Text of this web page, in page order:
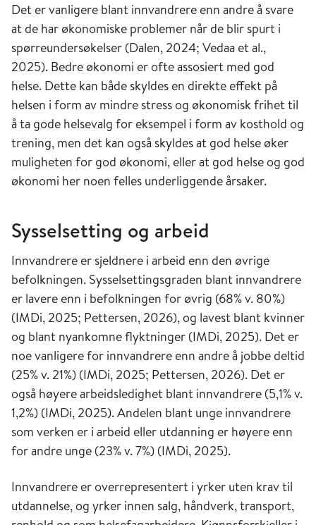
Det er vanligere blant innvandrere enn andre å svare
at de har økonomiske problemer når de blir spurt i
spørreundersøkelser (Dalen, 2024; Vedaa et al.,
2025). Bedre økonomi er ofte assosiert med god
helse. Dette kan både skyldes en direkte effekt på
helsen i form av mindre stress og økonomisk frihet til
å ta gode helsevalg for eksempel i form av kosthold og
trening, men det kan også skyldes at god helse øker
muligheten for god økonomi, eller at god helse og god
økonomi her noen felles underliggende årsaker.
Sysselsetting og arbeid
Innvandrere er sjeldnere i arbeid enn den øvrige
befolkningen. Sysselsettingsgraden blant innvandrere
er lavere enn i befolkningen for øvrig (68% v. 80%)
(IMDi, 2025; Pettersen, 2026), og lavest blant kvinner
og blant nyankomne flyktninger (IMDi, 2025). Det er
noe vanligere for innvandrere enn andre å jobbe deltid
(25% v. 21%) (IMDi, 2025; Pettersen, 2026). Det er
også høyere arbeidsledighet blant innvandrere (5,1% v.
1,2%) (IMDi, 2025). Andelen blant unge innvandrere
som verken er i arbeid eller utdanning er høyere enn
for andre unge (23% v. 7%) (IMDi, 2025).
Innvandrere er overrepresentert i yrker uten krav til
utdannelse, og yrker innen salg, håndverk, transport,